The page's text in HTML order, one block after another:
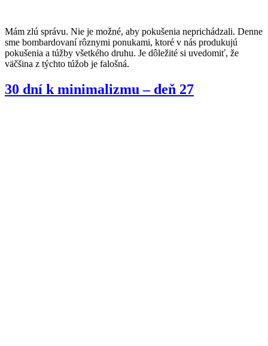
Mám zlú správu. Nie je možné, aby pokušenia neprichádzali. Denne
sme bombardovaní rôznymi ponukami, ktoré v nás produkujú
pokušenia a túžby všetkého druhu. Je dôležité si uvedomiť, že
väčšina z týchto túžob je falošná.
30 dní k minimalizmu – deň 27